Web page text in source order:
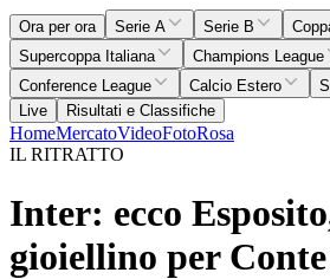
Ora per ora Serie A Serie B
Supercoppa Italiana
Champions League
Conference League
Calcio Estero
Live
Risultati e Classifiche
HomeMercatoVideoFotoRosa
IL RITRATTO
Inter: ecco
gioiellino per Conte